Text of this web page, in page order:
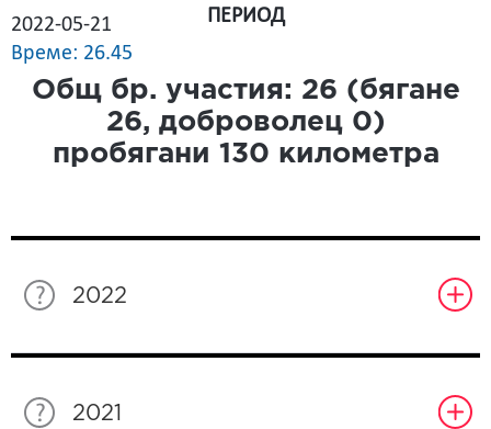
2022-05-21
Време: 26.45
ПЕРИОД
Общ бр. участия: 26 (бягане
26, доброволец 0)
пробягани 130 километра
2022
2021